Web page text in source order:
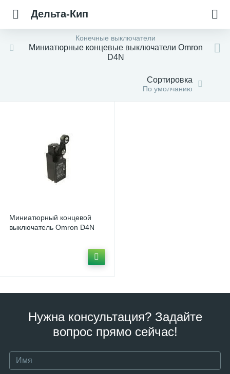
Дельта-Кип
Конечные выключатели
Миниатюрные концевые выключатели Omron
D4N
Сортировка
По умолчанию
Миниатюрный концевой
выключатель Omron D4N
Нужна консультация? Задайте
вопрос прямо сейчас!